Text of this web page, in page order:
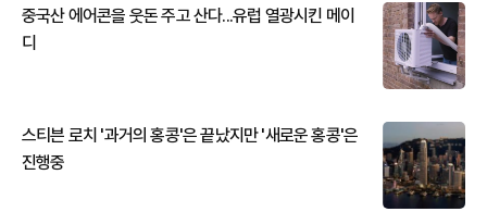
중국산 에어콘을 웃돈 주고 산다...유럽 열광시킨 메이
디
스티븐 로치 '과거의 홍콩'은 끝났지만 '새로운 홍콩'은
진행중